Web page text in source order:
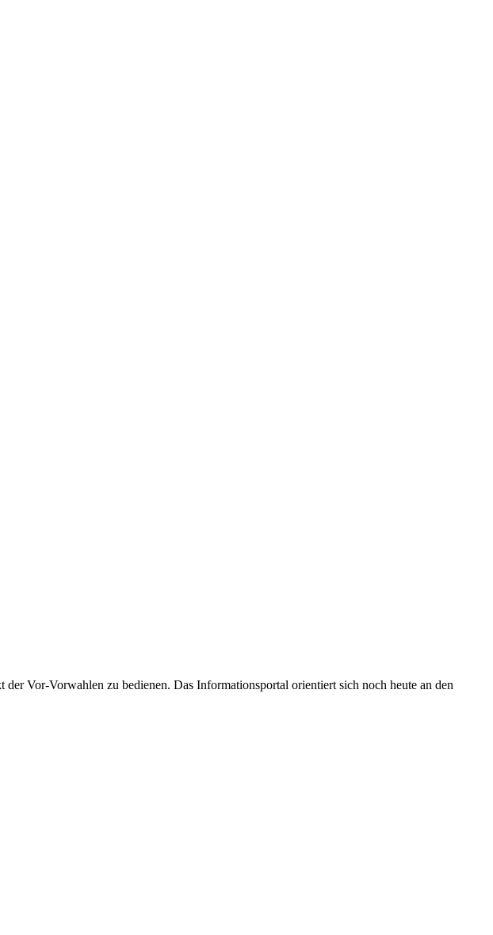
Vor-Vorwahlen zu bedienen. Das Informationsportal orientiert sich noch heute an den